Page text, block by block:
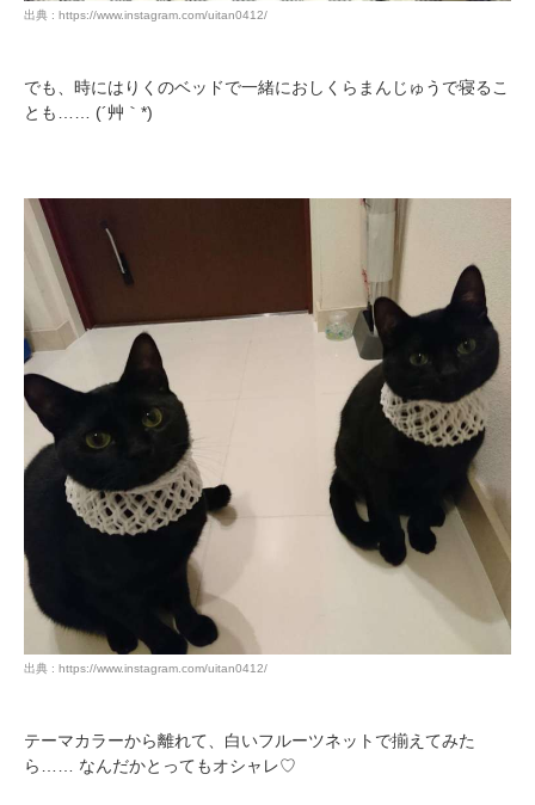
出典 : https://www.instagram.com/uitan0412/
でも、時にはりくのベッドで一緒におしくらまんじゅうで寝るこ
とも…… (´艸｀*)
出典 : https://www.instagram.com/uitan0412/
テーマカラーから離れて、白いフルーツネットで揃えてみた
ら…… なんだかとってもオシャレ♡
pecodogs
いぬ部をフォロー
pecocats
ねこ部をフォロー
PECOアプリをダウンロード済みの方
アプリをダウンロードする